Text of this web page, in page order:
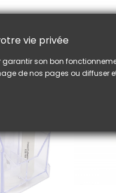
vie privée
garantir son bon
de nos pages ou diffuser